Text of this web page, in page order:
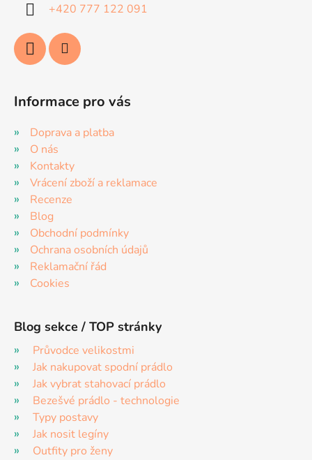
+420 777 122 091
Informace pro vás
Doprava a platba
O nás
Kontakty
Vrácení zboží a reklamace
Recenze
Blog
Obchodní podmínky
Ochrana osobních údajů
Reklamační řád
Cookies
Blog sekce / TOP stránky
Průvodce velikostmi
Jak nakupovat spodní prádlo
Jak vybrat stahovací prádlo
Bezešvé prádlo - technologie
Typy postavy
Jak nosit legíny
Outfity pro ženy